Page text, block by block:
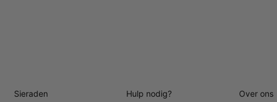
Sieraden Hulp nodig? Over ons